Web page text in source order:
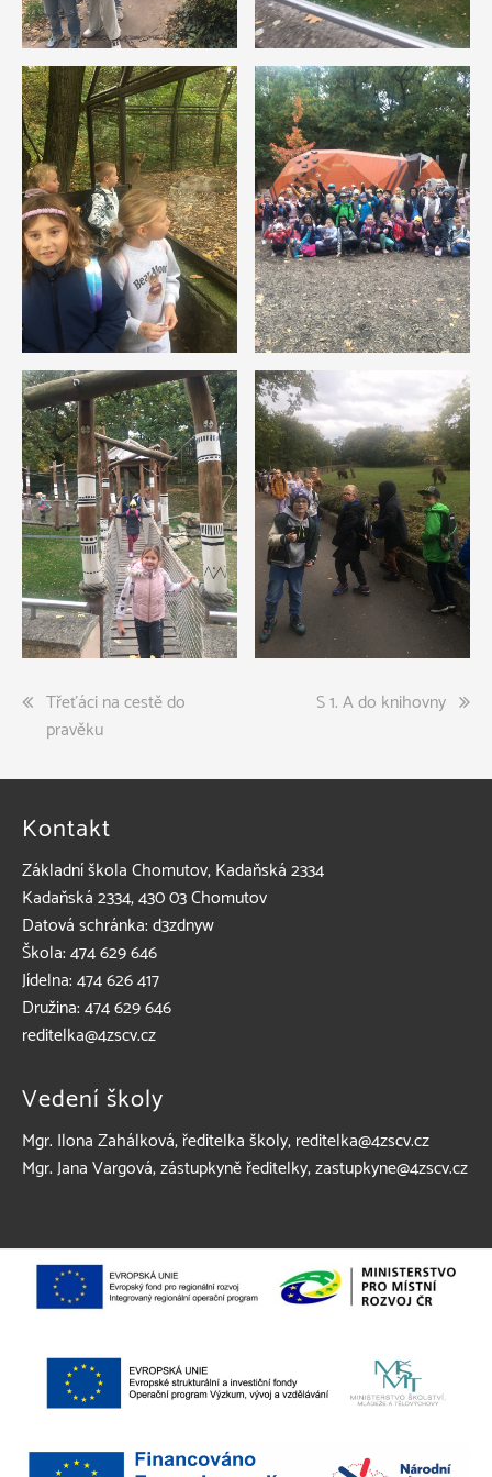
Navigace
pro
příspěvek
Třeťáci na cestě do
pravěku
S 1. A do knihovny
Kontakt
Základní škola Chomutov, Kadaňská 2334
Kadaňská 2334, 430 03 Chomutov
Datová schránka: d3zdnyw
Škola: 474 629 646
Jídelna: 474 626 417
Družina: 474 629 646
reditelka@4zscv.cz
Vedení školy
Mgr. Ilona Zahálková, ředitelka školy, reditelka@4zscv.cz
Mgr. Jana Vargová, zástupkyně ředitelky, zastupkyne@4zscv.cz